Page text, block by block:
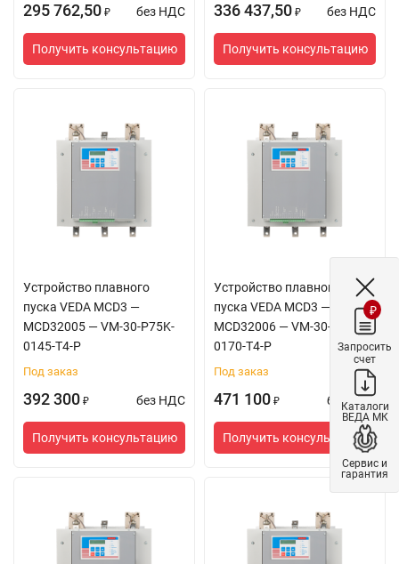
295 762,50 ₽ без НДС
Получить консультацию
336 437,50 ₽ без НДС
Получить консультацию
Устройство плавного
пуска VEDA MCD3 —
MCD32005 — VM-30-P75K-
0145-T4-P
Под заказ
392 300 ₽ без НДС
Получить консультацию
Устройство плавного
пуска VEDA MCD3 —
MCD32006 — VM-30-P90K-
0170-T4-P
Под заказ
471 100 ₽ без НДС
Получить консультацию
₽
Запросить
счет
Каталоги
ВЕДА МК
Сервис и
гарантия